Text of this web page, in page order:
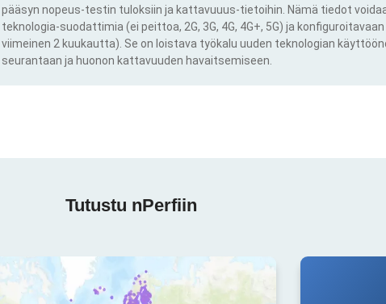
pääsyn nopeus-testin tuloksiin ja kattavuuus-tietoihin. Nämä tiedot
teknologia-suodattimia (ei peittoa, 2G, 3G, 4G, 4G+, 5G) ja
viimeinen 2 kuukautta). Se on loistava työkalu uuden teknologian
seurantaan ja huonon kattavuuden havaitsemiseen.
Tutustu nPerfiin